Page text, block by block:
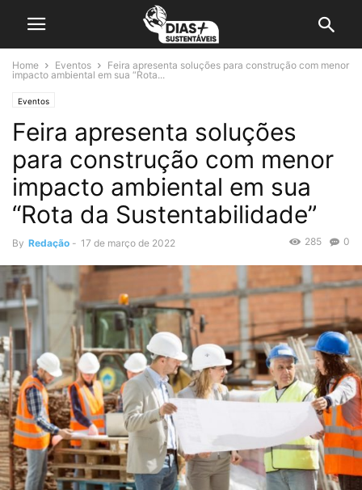
Home Eventos
Feira apresenta soluções para construção com menor
impacto ambiental em sua “Rota...
Eventos
Feira apresenta soluções
para construção com menor
impacto ambiental em sua
“Rota da Sustentabilidade”
By Redação - 17 de março de 2022 0
285